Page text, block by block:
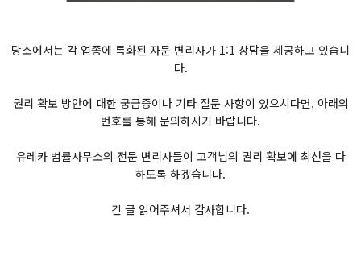
당소에서는 각 업종에 특화된 자문 변리사가 1:1 상담을 제공하고 있습니
다.
권리 확보 방안에 대한 궁금증이나 기타 질문 사항이 있으시다면, 아래의
번호를 통해 문의하시기 바랍니다.
유레카 법률사무소의 전문 변리사들이 고객님의 권리 확보에 최선을 다
하도록 하겠습니다.
긴 글 읽어주셔서 감사합니다.